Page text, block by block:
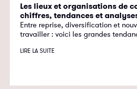
Les lieux et organisations de
chiffres, tendances et
Entre reprise, diversification et
travailler : voici les grandes
LIRE LA SUITE